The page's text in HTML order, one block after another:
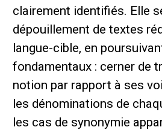
clairement identifiés. Elle
dépouillement de textes
langue-cible, en
fondamentaux : cerner de
notion par rapport à ses
les dénominations de
les cas de synonymie